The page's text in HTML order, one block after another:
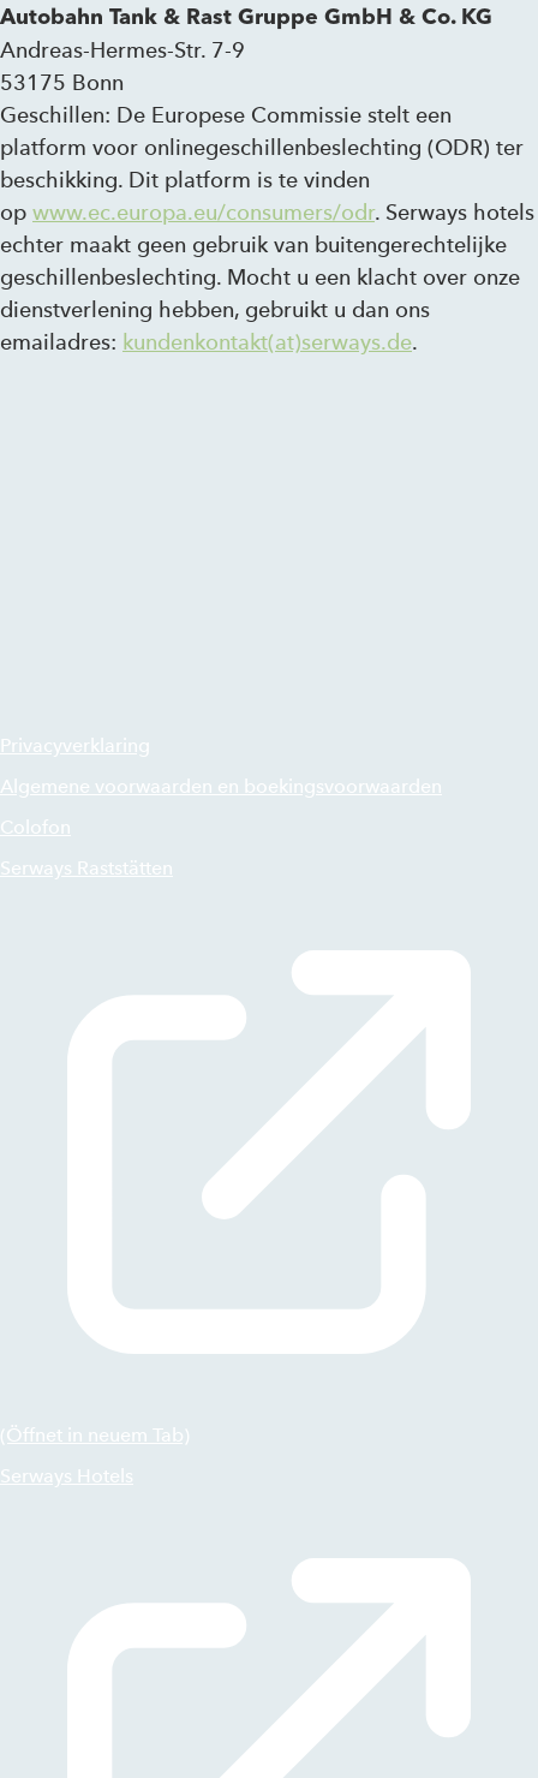
Autobahn Tank & Rast Gruppe GmbH & Co. KG
Andreas-Hermes-Str. 7-9
53175 Bonn
Geschillen: De Europese Commissie stelt een
platform voor onlinegeschillenbeslechting (ODR) ter
beschikking. Dit platform is te vinden
op www.ec.europa.eu/consumers/odr. Serways hotels
echter maakt geen gebruik van buitengerechtelijke
geschillenbeslechting. Mocht u een klacht over onze
dienstverlening hebben, gebruikt u dan ons
emailadres: kundenkontakt(at)serways.de.
Privacyverklaring
Algemene voorwaarden en boekingsvoorwaarden
Colofon
Serways Raststätten
(Öffnet in neuem Tab)
Serways Hotels